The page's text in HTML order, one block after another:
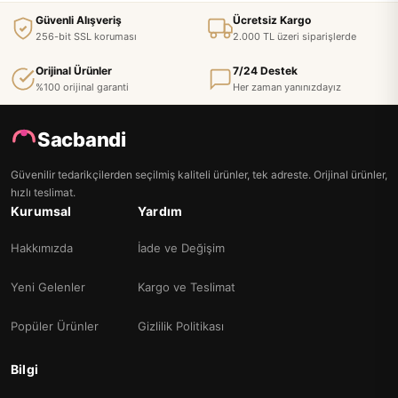
Güvenli Alışveriş
256-bit SSL koruması
Ücretsiz Kargo
2.000 TL üzeri siparişlerde
Orijinal Ürünler
%100 orijinal garanti
7/24 Destek
Her zaman yanınızdayız
Sacbandi
Güvenilir tedarikçilerden seçilmiş kaliteli ürünler, tek adreste. Orijinal ürünler,
hızlı teslimat.
Kurumsal
Hakkımızda
Yeni Gelenler
Popüler Ürünler
Yardım
İade ve Değişim
Kargo ve Teslimat
Gizlilik Politikası
Bilgi